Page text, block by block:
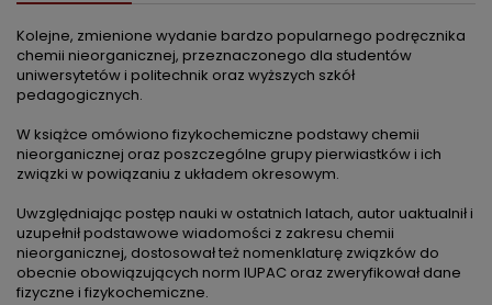
Kolejne, zmienione wydanie bardzo popularnego podręcznika
chemii nieorganicznej, przeznaczonego dla studentów
uniwersytetów i politechnik oraz wyższych szkół
pedagogicznych.
W książce omówiono fizykochemiczne podstawy chemii
nieorganicznej oraz poszczególne grupy pierwiastków i ich
związki w powiązaniu z układem okresowym.
Uwzględniając postęp nauki w ostatnich latach, autor uaktualnił i
uzupełnił podstawowe wiadomości z zakresu chemii
nieorganicznej, dostosował też nomenklaturę związków do
obecnie obowiązujących norm IUPAC oraz zweryfikował dane
fizyczne i fizykochemiczne.